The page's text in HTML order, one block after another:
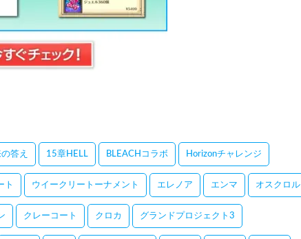
答え 15章HELL BLEACHコラボ Horizonチャレンジ
ト ウイークリートーナメント エレノア エンマ オスクロル
クレーコート クロカ グランドプロジェクト3